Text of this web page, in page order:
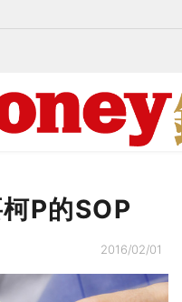
P的SOP
2016/02/01